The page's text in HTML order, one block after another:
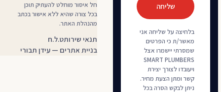
שליחה
בלחיצה על שליחה אני
מאשר/ת כי הפרטים
שמסרתי יישמרו אצל
SMART PLUMBERS
ויעובדו לצורך יצירת
קשר ומתן הצעת מחיר.
ניתן לבקש הסרה בכל
חל איסור מוחלט להעתיק תוכן
בכל צורה שהיא ללא אישור בכתב
מהנהלת האתר.
תנאי שירות— קובץ PDF, נפתח בלשונית חדשה
ט.ל.ח
בניית אתרים — עידן תבורי